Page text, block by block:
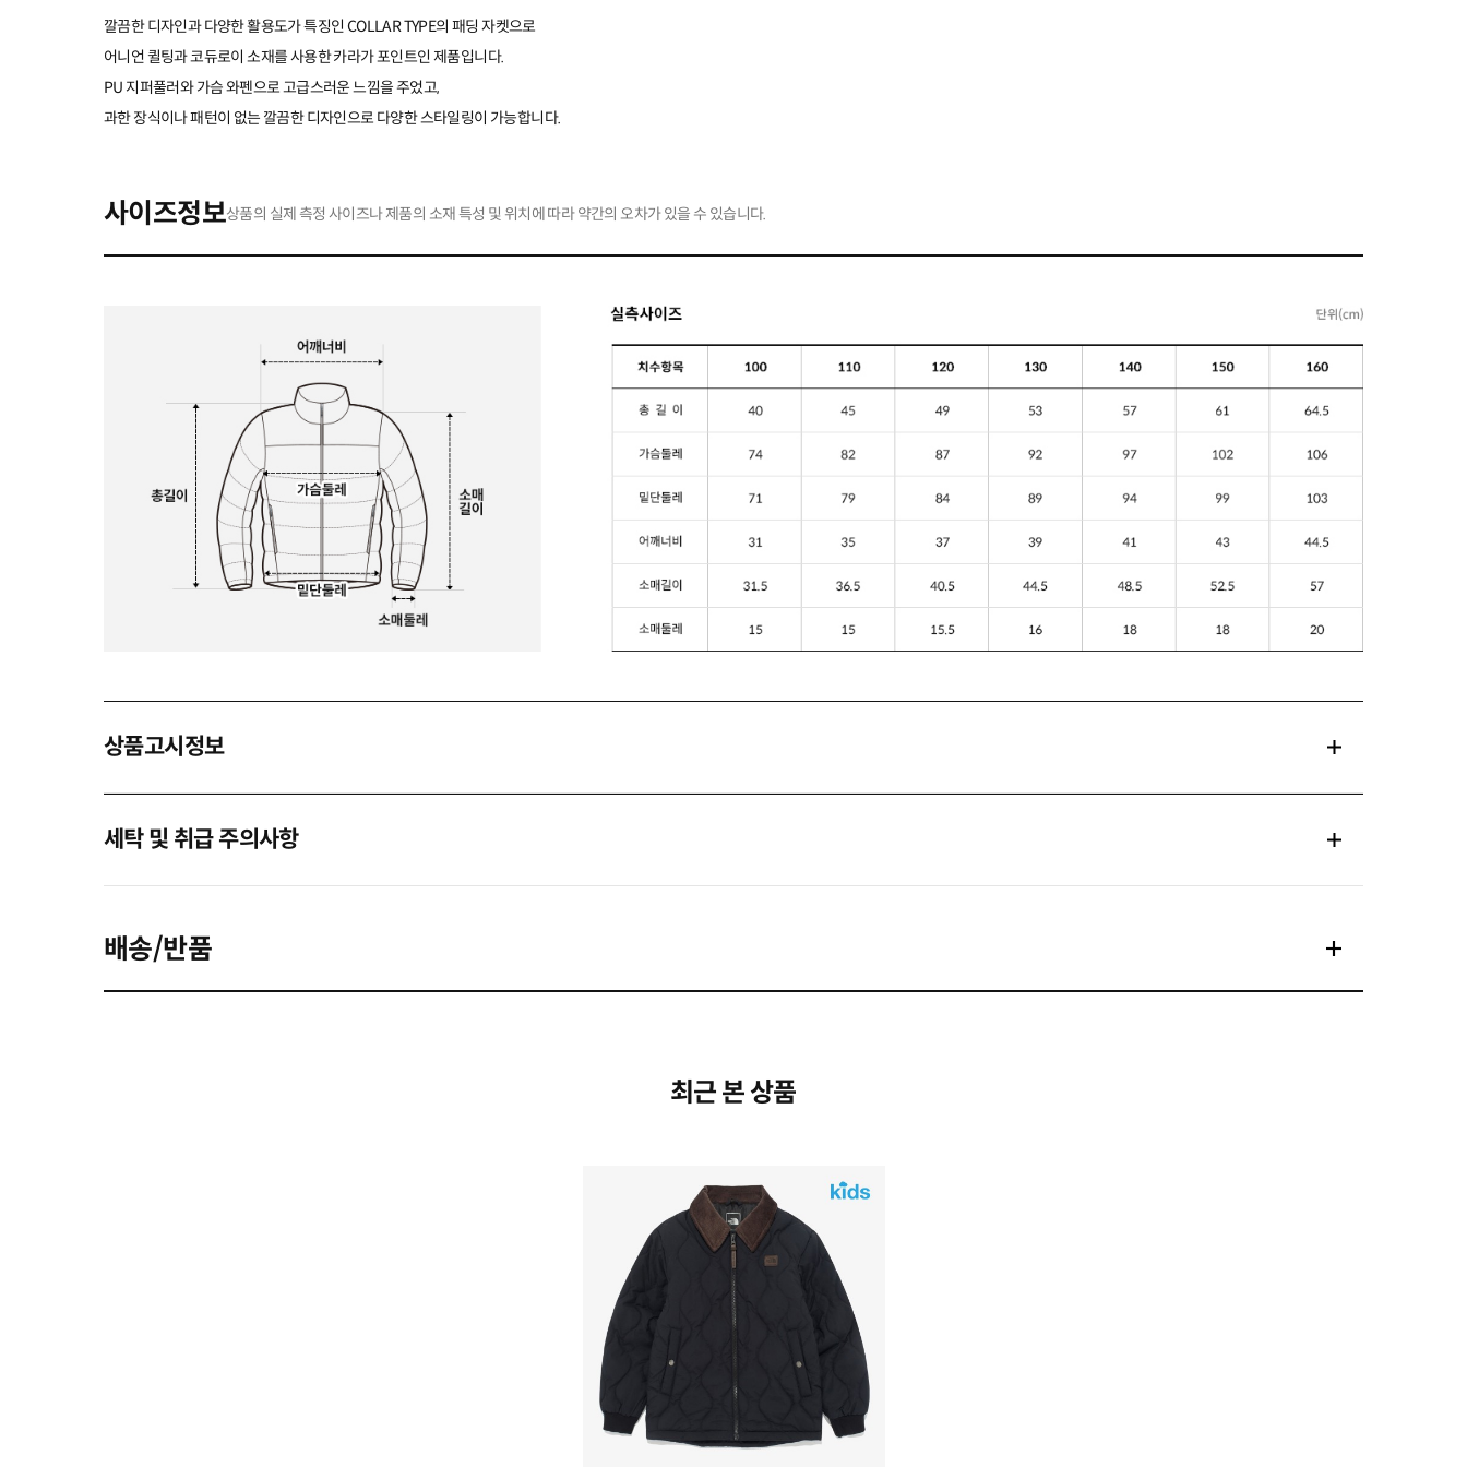
깔끔한 디자인과 다양한 활용도가 특징인 COLLAR TYPE의 패딩 자켓으로
어니언 퀼팅과 코듀로이 소재를 사용한 카라가 포인트인 제품입니다.
PU 지퍼풀러와 가슴 와펜으로 고급스러운 느낌을 주었고,
과한 장식이나 패턴이 없는 깔끔한 디자인으로 다양한 스타일링이 가능합니다.
사이즈정보상품의 실제 측정 사이즈나 제품의 소재 특성 및 위치에 따라 약간의 오차가 있을 수 있습니다.
상품고시정보
세탁 및 취급 주의사항
배송/반품
최근 본 상품